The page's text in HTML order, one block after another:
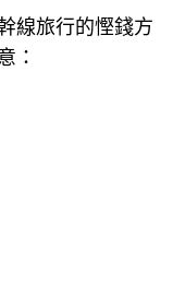
線旅行的慳錢方
：